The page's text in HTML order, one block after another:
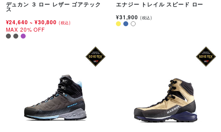
デュカン ３ ロー レザー ゴアテック
ス
¥24,640~ ¥30,800 (税込)
MAX 20% OFF
エナジー トレイル スピード ロー
¥31,900 (税込)